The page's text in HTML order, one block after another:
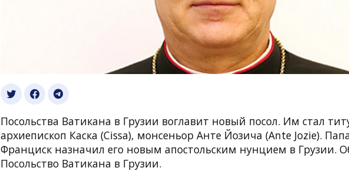
Посольства Ватикана в Грузии воглавит новый посол. Им стал
архиепископ Каска (Cissa), монсеньор Анте Йозича (Ante Jozie).
Франциск назначил его новым апостольским нунцием в Грузии.
Посольство Ватикана в Грузии.